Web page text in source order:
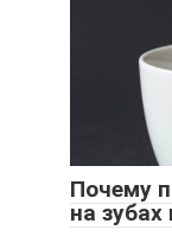
Почему
на зубах